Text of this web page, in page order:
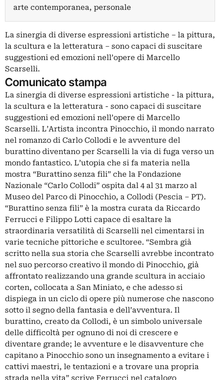
arte contemporanea, personale
La sinergia di diverse espressioni artistiche – la pittura,
la scultura e la letteratura – sono capaci di suscitare
suggestioni ed emozioni nell’opere di Marcello
Scarselli.
Comunicato stampa
La sinergia di diverse espressioni artistiche - la pittura,
la scultura e la letteratura - sono capaci di suscitare
suggestioni ed emozioni nell’opere di Marcello
Scarselli. L’Artista incontra Pinocchio, il mondo narrato
nel romanzo di Carlo Collodi e le avventure del
burattino diventano per Scarselli la via di fuga verso un
mondo fantastico. L’utopia che si fa materia nella
mostra “Burattino senza fili” che la Fondazione
Nazionale “Carlo Collodi” ospita dal 4 al 31 marzo al
Museo del Parco di Pinocchio, a Collodi (Pescia – PT).
“Burattino senza fili” è la mostra curata da Riccardo
Ferrucci e Filippo Lotti capace di esaltare la
straordinaria versatilità di Scarselli nel cimentarsi in
varie tecniche pittoriche e scultoree. “Sembra già
scritto nella sua storia che Scarselli avrebbe incontrato
nel suo percorso creativo il mondo di Pinocchio, già
affrontato realizzando una grande scultura in acciaio
corten, collocata a San Miniato, e che adesso si
dispiega in un ciclo di opere più numerose che nascono
sotto il segno della fantasia e dell’avventura. Il
burattino, creato da Collodi, è un simbolo universale
delle difficoltà per ognuno di noi di crescere e
diventare grande; le avventure e le disavventure che
capitano a Pinocchio sono un insegnamento a evitare i
cattivi maestri, le tentazioni e a trovare una propria
strada nella vita” scrive Ferrucci nel catalogo